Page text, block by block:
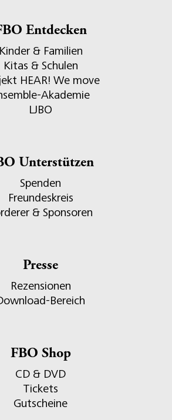
Entdecken
Kinder & Familien
Kitas & Schulen
HEAR! We move
Akademie
LJBO
Unterstützen
Spenden
Freundeskreis
& Sponsoren
Presse
Rezensionen
Bereich
FBO Shop
CD & DVD
Tickets
Gutscheine